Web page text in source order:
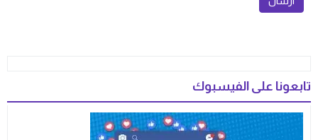
تابعونا على الفيسبوك